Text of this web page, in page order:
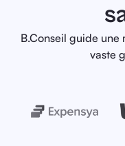
B.Conseil guide
vaste